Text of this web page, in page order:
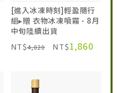
[進入冰凍時刻]輕盈隨行
組▸贈 衣物冰凍噴霧 - 8月
中旬陸續出貨
NT$4,020 NT$1,860